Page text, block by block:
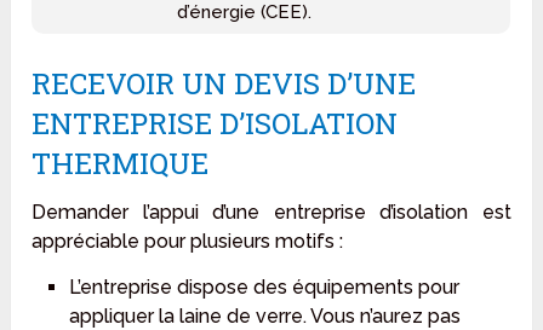
d’énergie (CEE).
RECEVOIR UN DEVIS D’UNE
ENTREPRISE D’ISOLATION
THERMIQUE
Demander l’appui d’une entreprise d’isolation est
appréciable pour plusieurs motifs :
L’entreprise dispose des équipements pour
appliquer la laine de verre. Vous n’aurez pas